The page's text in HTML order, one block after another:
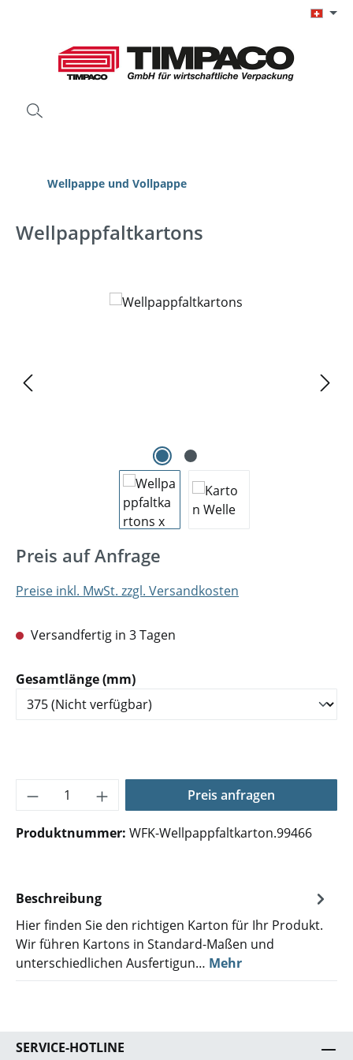
Wellpappe und Vollpappe
Wellpappfaltkartons
Bildergalerie überspringen
Preis auf Anfrage
Preise inkl. MwSt. zzgl. Versandkosten
Versandfertig in 3 Tagen
Gesamtlänge (mm)auswählen
Produkt Anzahl: Gib den gewünschten
Preis anfragen
Produktnummer: WFK-Wellpappfaltkarton.99466
Beschreibung
Hier finden Sie den richtigen Karton für Ihr Produkt.
Wir führen Kartons in Standard-Maßen und
unterschiedlichen Ausfertigun… Mehr
SERVICE-HOTLINE